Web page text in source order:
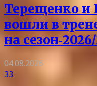
Терещенко и
вошли в
на
04.08.2026
33